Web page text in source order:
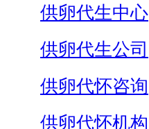
供卵代生中心
供卵代生公司
供卵代怀咨询
供卵代怀机构